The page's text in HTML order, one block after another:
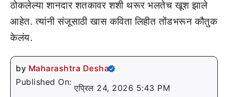
ठोकलेल्या शानदार शतकावर शशी थरूर भलतेच खूश झाले
आहेत. त्यांनी संजूसाठी खास कविता लिहीत तोंडभरून कौतुक
केलंय.
by Maharashtra Desha
Published On:
एप्रिल 24, 2026 5:43 PM